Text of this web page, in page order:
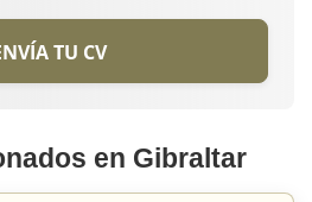
TU CV
en Gibraltar